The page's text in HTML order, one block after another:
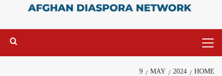
HOME
2024
MAY
9